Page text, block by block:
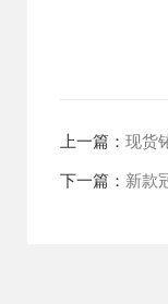
上一篇： 现货
下一篇： 新款